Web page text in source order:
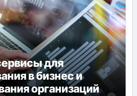
для
в бизнес и
организаций